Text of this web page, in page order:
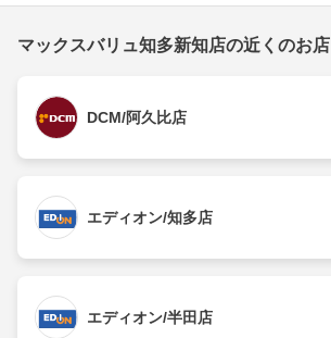
マックスバリュ知多新知店の近くのお店
DCM/阿久比店
エディオン/知多店
エディオン/半田店